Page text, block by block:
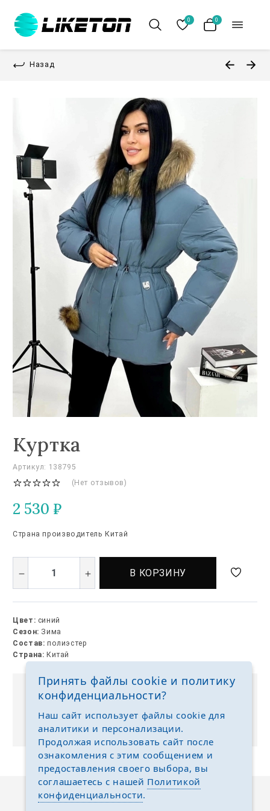
0 0
Назад
Куртка
Артикул: 138795
(Нет отзывов)
2 530 ₽
Страна производитель Китай
В КОРЗИНУ
Цвет: синий
Сезон: Зима
Состав: полиэстер
Страна: Китай
Выкуп без размерных рядов
Отгружаем любые размеры одежды и обуви на
Описание Отзывы
Принять файлы cookie и политику
конфиденциальности?
Наш сайт использует файлы cookie для
аналитики и персонализации.
Продолжая использовать сайт после
ознакомления с этим сообщением и
предоставления своего выбора, вы
соглашаетесь с нашей Политикой
конфиденциальности.